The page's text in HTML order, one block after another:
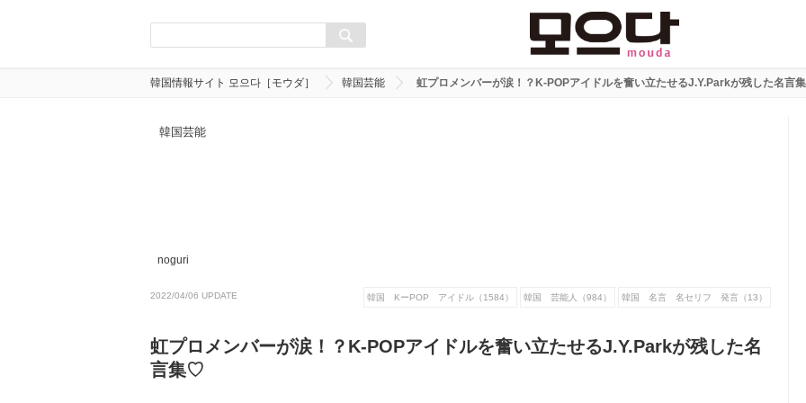
韓国情報サイト 모으다［モウダ］ 韓国芸能 虹プロメンバーが涙！？K-POPアイドルを奮い立たせるJ.Y.Parkが残した名言
韓国芸能
noguri
2022/04/06 UPDATE 韓国 KーPOP アイドル（1584） 韓国 芸能人（984） 韓国 名言 名セリフ 発言（13）
虹プロメンバーが涙！？K-POPアイドルを奮い立たせるJ.Y.Parkが残した名
言集♡